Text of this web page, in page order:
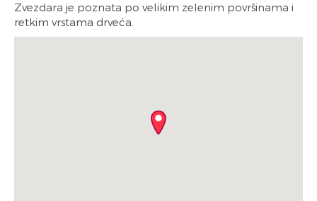
Zvezdara je poznata po velikim zelenim površinama i
retkim vrstama drveća.